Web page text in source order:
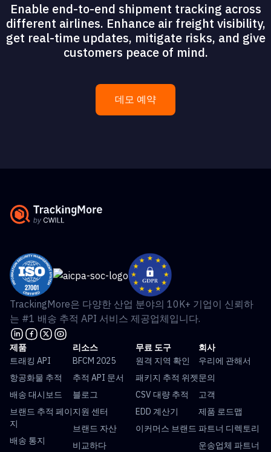
Enable end-to-end shipment tracking across
different airlines. Enhance air freight visibility,
get real-time updates, mitigate risks, and give
customers peace of mind.
데모 예약
TrackingMore은 다양한 산업 분야의 10K+ 기업이 신뢰하
는 #1 배송 추적 API 서비스 제공업체입니다.
제품
트래킹 API
항공화물 추적
배송 대시보드
브랜드 추적 페이
지
배송 통지
리소스
BFCM 2025
추적 API 문서
블로그
지원 센터
브랜드 자산
비교하다
무료 도구
원격 지역 확인
패키지 추적 위젯
CSV 대량 추적
EDD 계산기
이커머스 브랜드
회사
우리에 관해서
문의
고객
제품 로드맵
파트너 디렉토리
운송업체 파트너